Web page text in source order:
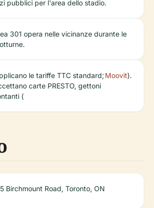
pubblici per l'area dello stadio.
301 opera nelle vicinanze durante le
le tariffe TTC standard;
carte PRESTO, gettoni
(
Moovit).
Birchmount Road, Toronto, ON